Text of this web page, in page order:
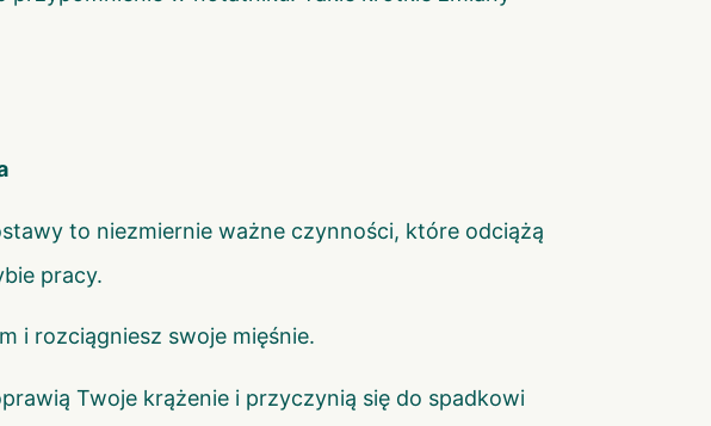
to niezmiernie ważne czynności, które odciążą
pracy.
i rozciągniesz swoje mięśnie.
Twoje krążenie i przyczynią się do spadkowi